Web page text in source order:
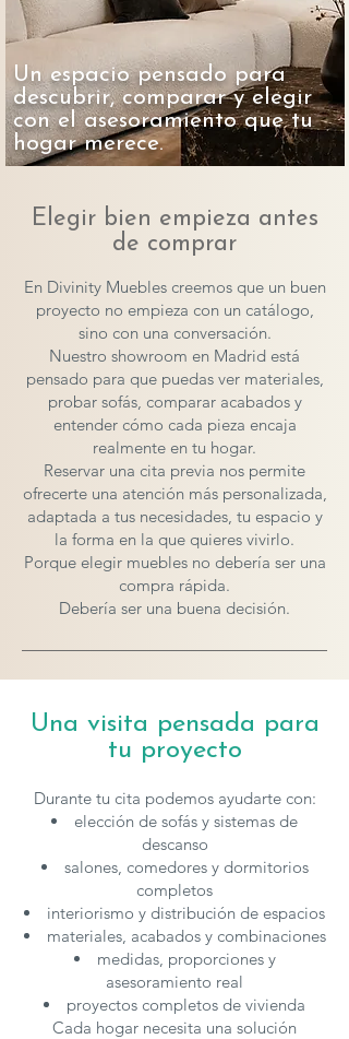
Un espacio pensado para
descubrir, comparar y elegir
con el asesoramiento que tu
hogar merece.
Elegir bien empieza antes
de comprar
En Divinity Muebles creemos que un buen
proyecto no empieza con un catálogo,
sino con una conversación.
Nuestro showroom en Madrid está
pensado para que puedas ver materiales,
probar sofás, comparar acabados y
entender cómo cada pieza encaja
realmente en tu hogar.
Reservar una cita previa nos permite
ofrecerte una atención más personalizada,
adaptada a tus necesidades, tu espacio y
la forma en la que quieres vivirlo.
Porque elegir muebles no debería ser una
compra rápida.
Debería ser una buena decisión.
Una visita pensada para
tu proyecto
Durante tu cita podemos ayudarte con:
elección de sofás y sistemas de
descanso
salones, comedores y dormitorios
completos
interiorismo y distribución de espacios
materiales, acabados y combinaciones
medidas, proporciones y
asesoramiento real
proyectos completos de vivienda
Cada hogar necesita una solución